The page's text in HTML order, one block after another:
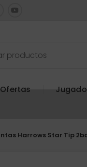
Ofertas
Harrows Star Tip